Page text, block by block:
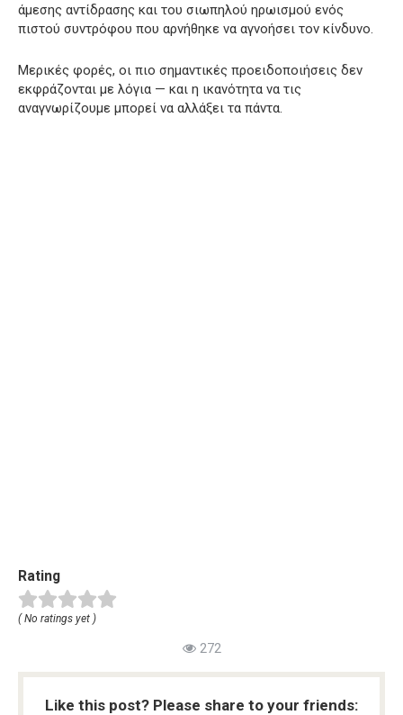
άμεσης αντίδρασης και του σιωπηλού ηρωισμού ενός
πιστού συντρόφου που αρνήθηκε να αγνοήσει τον κίνδυνο.
Μερικές φορές, οι πιο σημαντικές προειδοποιήσεις δεν
εκφράζονται με λόγια — και η ικανότητα να τις
αναγνωρίζουμε μπορεί να αλλάξει τα πάντα.
Rating
( No ratings yet )
272
Like this post? Please share to your friends: